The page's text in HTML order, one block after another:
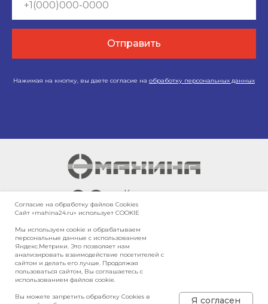
Отправить
Нажимая на кнопку, вы даете согласие на обработку персональных данных
Согласие на обработку файлов Сookies
Сайт «mahina24.ru» использует COOKIE
Мы используем cookie и обрабатываем
персональные данные с использованием
Яндекс.Метрики. Это позволяет нам
анализировать взаимодействие посетителей с
сайтом и делать его лучше. Продолжая
пользоваться сайтом, Вы соглашаетесь с
использованием файлов cookie.
Вы можете запретить обработку Cookies в
Я согласен
© 2026, ООО «МАХИНА»
г. Красноярск,
Енисейский тракт,
10-й километр, 3/10
Политика конфиденциальности
Политика в отношении обработки
персональных данных
Карта сайта